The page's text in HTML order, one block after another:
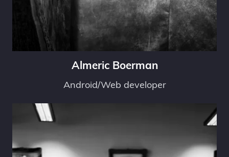
Almeric Boerman
Android/Web developer